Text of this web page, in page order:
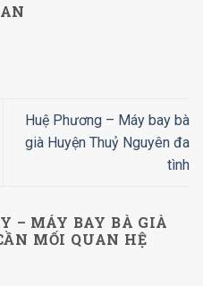
Huệ Phương – Máy bay bà
già Huyện Thuỷ Nguyên đa
tình
– MÁY BAY BÀ GIÀ
MỐI QUAN HỆ